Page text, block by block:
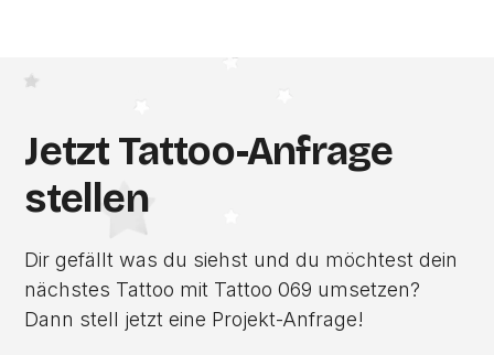
Jetzt Tattoo-Anfrage
stellen
Dir gefällt was du siehst und du möchtest dein
nächstes Tattoo mit Tattoo 069 umsetzen?
Dann stell jetzt eine Projekt-Anfrage!